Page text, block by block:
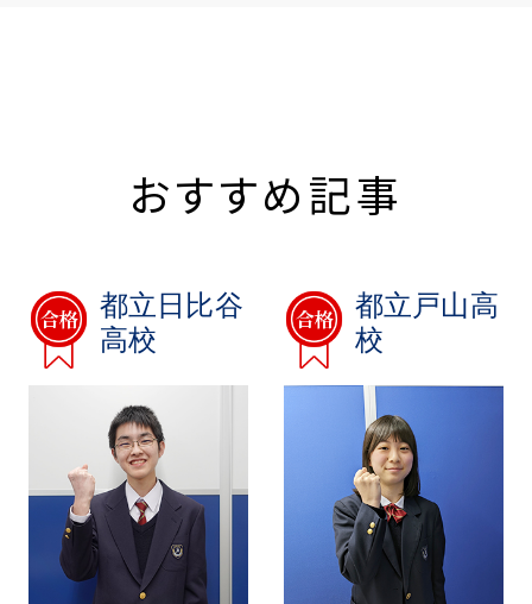
おすすめ記事
都立日比谷
高校
都立戸山高
校